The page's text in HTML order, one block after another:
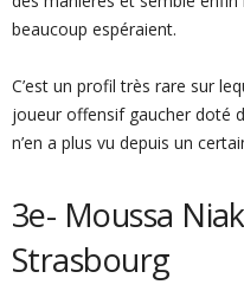
beaucoup espéraient.
C’est un profil très rare sur
joueur offensif gaucher doté
n’en a plus vu depuis un
3e- Moussa
Strasbourg